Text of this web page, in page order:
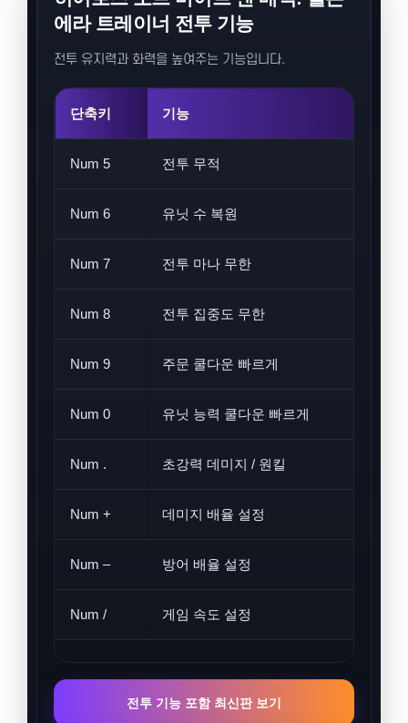
에라 트레이너 전투 기능
전투 유지력과 화력을 높여주는 기능입니다.
단축키 기능
Num 5 전투 무적
Num 6 유닛 수 복원
Num 7 전투 마나 무한
Num 8 전투 집중도 무한
Num 9 주문 쿨다운 빠르게
Num 0 유닛 능력 쿨다운 빠르게
Num . 초강력 데미지 / 원킬
Num + 데미지 배율 설정
Num – 방어 배율 설정
Num / 게임 속도 설정
전투 기능 포함 최신판 보기